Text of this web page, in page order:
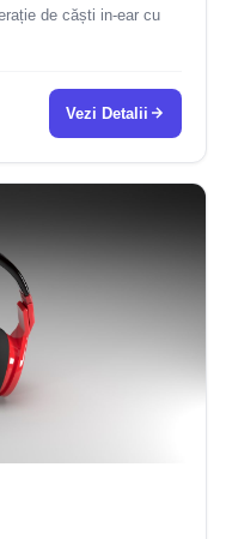
de căști in-ear cu
Vezi Detalii